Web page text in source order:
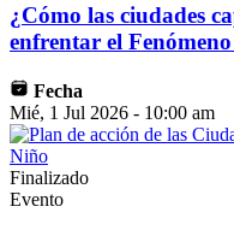
¿Cómo las ciudades
enfrentar el
Fecha
Mié, 1 Jul 2026 - 10:00 am
Finalizado
Evento